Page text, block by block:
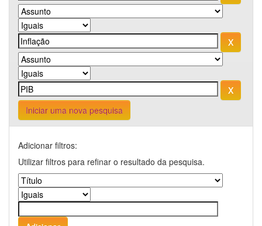
Iniciar uma nova pesquisa
Adicionar filtros:
Utilizar filtros para refinar o resultado da pesquisa.